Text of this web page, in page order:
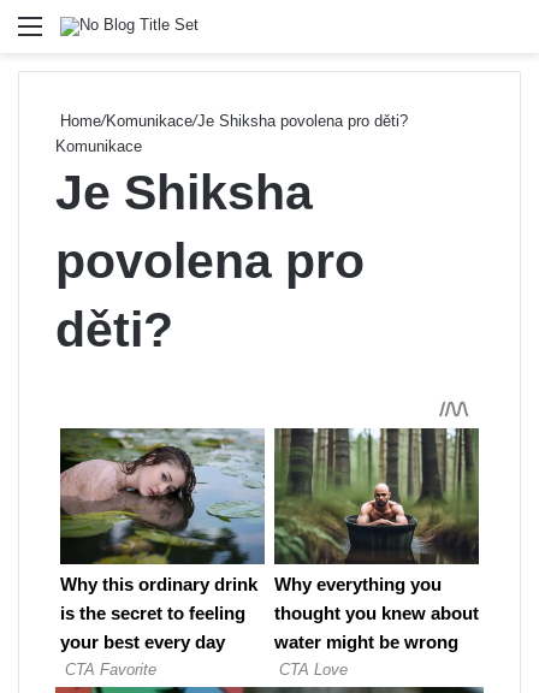
Menu
Home/Komunikace/Je Shiksha povolena pro děti?
Komunikace
Je Shiksha
povolena pro
děti?